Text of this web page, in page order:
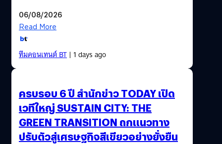
06/08/2026
Read More
ทีมคอนเทนต์ BT| 1 days ago
ครบรอบ 6 ปี สำนักข่าว TODAY เปิด
เวทีใหญ่ SUSTAIN CITY: THE
GREEN TRANSITION ถกแนวทาง
ปรับตัวสู่เศรษฐกิจสีเขียวอย่างยั่งยืน